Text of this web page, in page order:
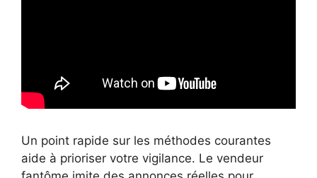
Un point rapide sur les méthodes courantes
aide à prioriser votre vigilance. Le vendeur